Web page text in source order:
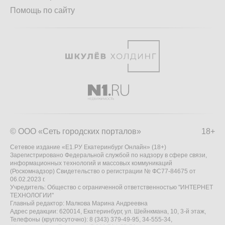
Помощь по сайту
18+
© ООО «Сеть городских порталов»
Сетевое издание «Е1.РУ Екатеринбург Онлайн» (18+)
Зарегистрировано Федеральной службой по надзору в сфере связи,
информационных технологий и массовых коммуникаций
(Роскомнадзор) Свидетельство о регистрации № ФС77-84675 от
06.02.2023 г.
Учредитель: Общество с ограниченной ответственностью "ИНТЕРНЕТ
ТЕХНОЛОГИИ"
Главный редактор: Малкова Марина Андреевна
Адрес редакции: 620014, Екатеринбург, ул. Шейнкмана, 10, 3-й этаж,
Телефоны (круглосуточно): 8 (343) 379-49-95, 34-555-34,